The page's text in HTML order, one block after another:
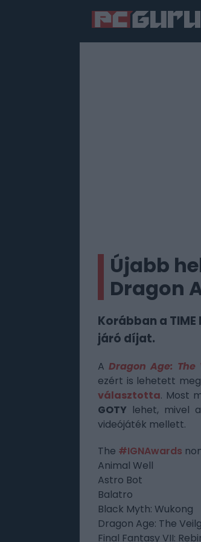
Újabb
Dragon
Korábban a
járó díjat.
ADragon Age: The
ezért is lehetett
választotta. Most
GOTY lehet, mivel
videójáték mellett.
The #IGNAwards
Animal Well
Astro Bot
Balatro
Black Myth: Wukong
Dragon Age: The
Final Fantasy VII: